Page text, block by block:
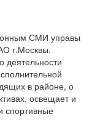
СМИ управы
г.Москвы.
деятельности
в районе, о
освещает и
спортивные